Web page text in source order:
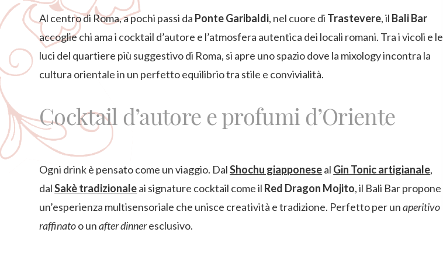
Al centro di Roma, a pochi passi da Ponte Garibaldi, nel cuore di Trastevere, il Bali Bar
accoglie chi ama i cocktail d’autore e l’atmosfera autentica dei locali romani. Tra i vicoli e le
luci del quartiere più suggestivo di Roma, si apre uno spazio dove la mixology incontra la
cultura orientale in un perfetto equilibrio tra stile e convivialità.
Cocktail d’autore e profumi d’Oriente
Ogni drink è pensato come un viaggio. DalShochu giapponeseal Gin Tonic artigianale,
dalSakè tradizionaleai signature cocktail come il Red Dragon Mojito, il Bali Bar propone
un’esperienza multisensoriale che unisce creatività e tradizione. Perfetto per unaperitivo
raffinatoo unafter dinneresclusivo.